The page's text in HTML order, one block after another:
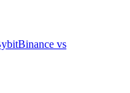
Binance vs